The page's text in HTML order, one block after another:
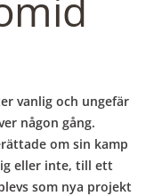
vanlig och ungefär
någon gång.
om sin kamp
eller inte, till ett
som nya projekt